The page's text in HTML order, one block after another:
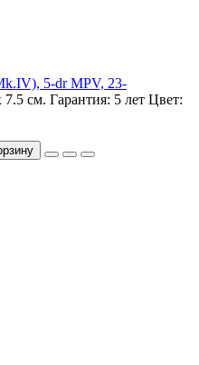
5-dr MPV, 23-
7.5 см. Гарантия: 5 лет Цвет: